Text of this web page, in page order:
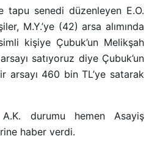
tapu senedi düzenleyen E.O.
M.Y.’ye (42) arsa alımında
kişiye Çubuk’un Melikşah
satıyoruz diye Çubuk’un
arsayı 460 bin TL’ye satarak
A.K. durumu hemen Asayiş
haber verdi.